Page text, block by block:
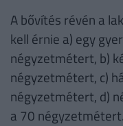
A bővítés révén a
kell érnie a) egy
négyzetmétert, b)
négyzetmétert, c)
négyzetmétert, d)
a 70 négyzetmétert.